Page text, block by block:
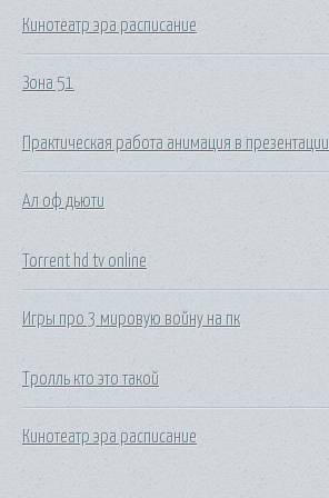
Кинотеатр эра расписание
Зона 51
Практическая работа анимация в презентации
Ал оф дьюти
Torrent hd tv online
Игры про 3 мировую войну на пк
Тролль кто это такой
Кинотеатр эра расписание